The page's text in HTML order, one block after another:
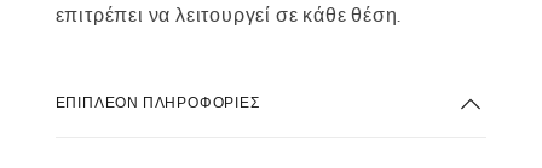
επιτρέπει να λειτουργεί σε κάθε θέση.
ΕΠΙΠΛΈΟΝ ΠΛΗΡΟΦΟΡΊΕΣ